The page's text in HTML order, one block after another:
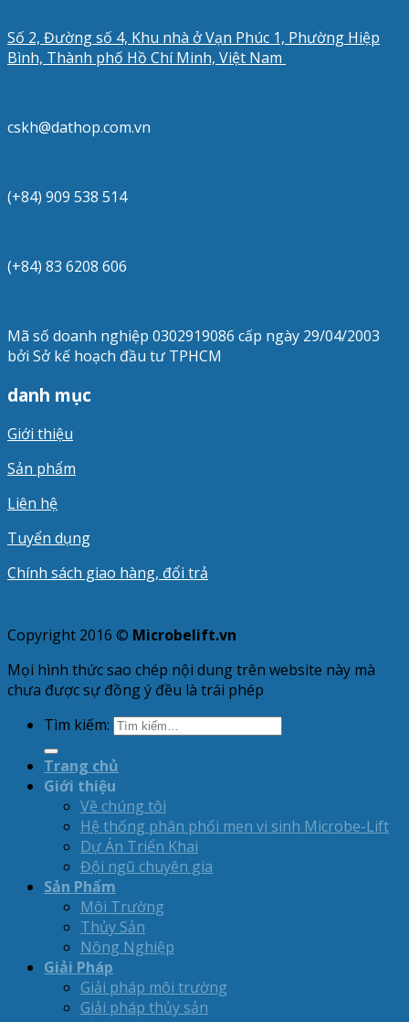
Số 2, Đường số 4, Khu nhà ở Vạn Phúc 1, Phường Hiệp
Bình, Thành phố Hồ Chí Minh, Việt Nam
cskh@dathop.com.vn
(+84) 909 538 514
(+84) 83 6208 606
Mã số doanh nghiệp 0302919086 cấp ngày 29/04/2003
bởi Sở kế hoạch đầu tư TPHCM
danh mục
Giới thiệu
Sản phẩm
Liên hệ
Tuyển dụng
Chính sách giao hàng, đổi trả
Copyright 2016 © Microbelift.vn
Mọi hình thức sao chép nội dung trên website này mà
chưa được sự đồng ý đều là trái phép
Tìm kiếm:
Trang chủ
Giới thiệu
Về chúng tôi
Hệ thống phân phối men vi sinh Microbe-Lift
Dự Án Triển Khai
Đội ngũ chuyên gia
Sản Phẩm
Môi Trường
Thủy Sản
Nông Nghiệp
Giải Pháp
Giải pháp môi trường
Giải pháp thủy sản